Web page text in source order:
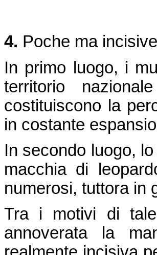
4. Poche ma
In primo luogo, i
territorio
costituiscono la
in costante
In secondo luogo,
macchia di
numerosi, tuttora in
Tra i motivi di
annoverata la